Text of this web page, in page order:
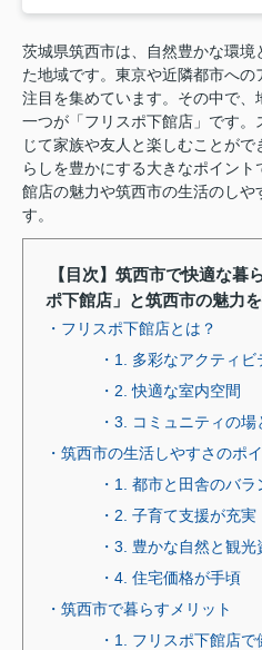
茨城県筑西市は、自然豊かな環
た地域です。東京や近隣都市へ
注目を集めています。その中で
一つが「フリスポ下館店」です
じて家族や友人と楽しむことが
らしを豊かにする大きなポイン
館店の魅力や筑西市の生活のしや
す。
【目次】筑西市で快適な暮
ポ下館店」と筑西市の魅力を
・フリスポ下館店とは？
・1. 多彩なアクティビ
・2. 快適な室内空間
・3. コミュニティの
・筑西市の生活しやすさのポ
・1. 都市と田舎のバ
・2. 子育て支援が充実
・3. 豊かな自然と観光
・4. 住宅価格が手頃
・筑西市で暮らすメリット
・1. フリスポ下館店